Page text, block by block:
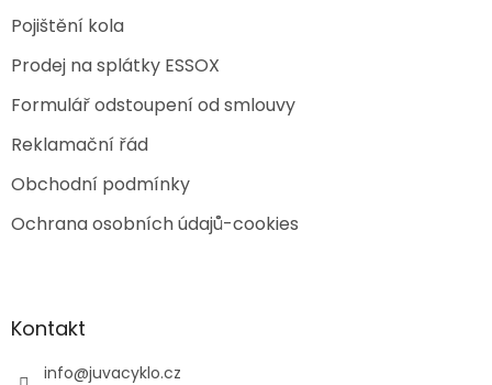
Pojištění kola
Prodej na splátky ESSOX
Formulář odstoupení od smlouvy
Reklamační řád
Obchodní podmínky
Ochrana osobních údajů-cookies
Kontakt
info@juvacyklo.cz